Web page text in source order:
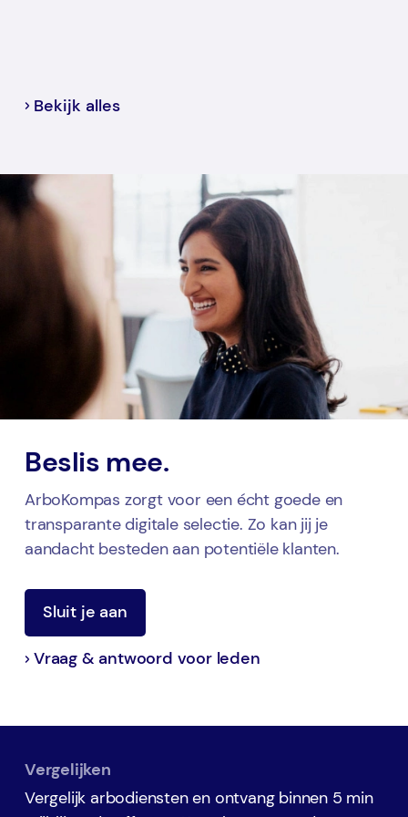
Bekijk alles
Beslis mee.
ArboKompas zorgt voor een écht goede en
transparante digitale selectie. Zo kan jij je
aandacht besteden aan potentiële klanten.
Sluit je aan
Vraag & antwoord voor leden
Vergelijken
Vergelijk arbodiensten en ontvang binnen 5 min